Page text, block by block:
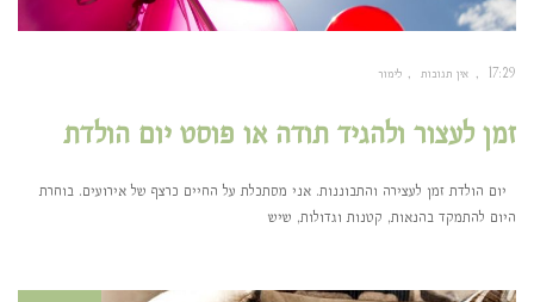
17:29 אין תגובות לימור
זמן לעצור ולהגיד תודה או פוסט יום הולדת
יום הולדת זמן לעצירה והתבוננות. אני מסתכלת על החיים כרצף של אירועים. בוחרת
היום להתמקד בהנאות, קטנות וגדולות, שיש